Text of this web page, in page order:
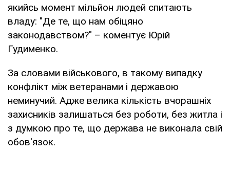
якийсь момент мільйон людей спитають
владу: "Де те, що нам обіцяно
законодавством?" – коментує Юрій
Гудименко.
За словами військового, в такому випадку
конфлікт між ветеранами і державою
неминучий. Адже велика кількість вчорашніх
захисників залишаться без роботи, без житла і
з думкою про те, що держава не виконала свій
обов'язок.